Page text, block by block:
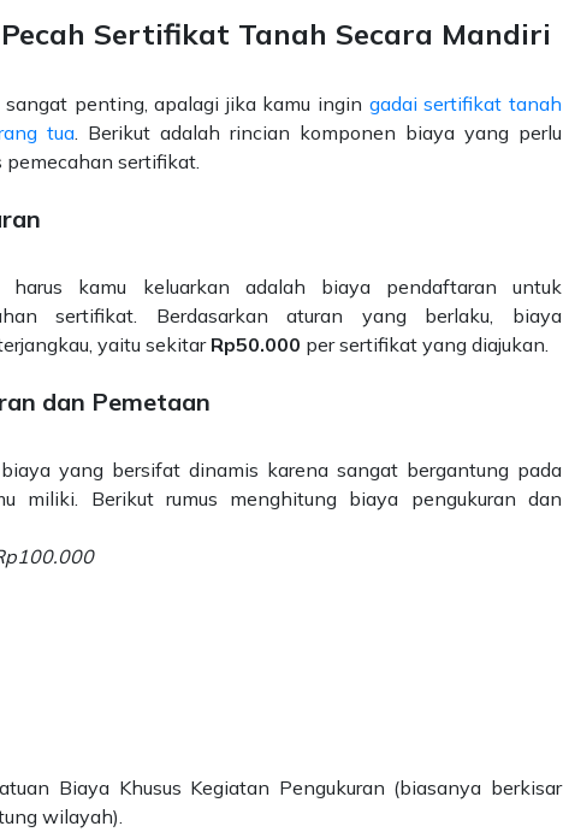
Sertifikat Tanah Secara Mandiri
penting, apalagi jika kamu ingin gadai sertifikat tanah
tua . Berikut adalah rincian komponen biaya yang perlu
sertifikat.
kamu keluarkan adalah biaya pendaftaran untuk
sertifikat. Berdasarkan aturan yang berlaku, biaya
yaitu sekitar Rp50.000 per sertifikat yang diajukan.
dan Pemetaan
yang bersifat dinamis karena sangat bergantung pada
miliki. Berikut rumus menghitung biaya pengukuran dan
Biaya Khusus Kegiatan Pengukuran (biasanya berkisar
wilayah).